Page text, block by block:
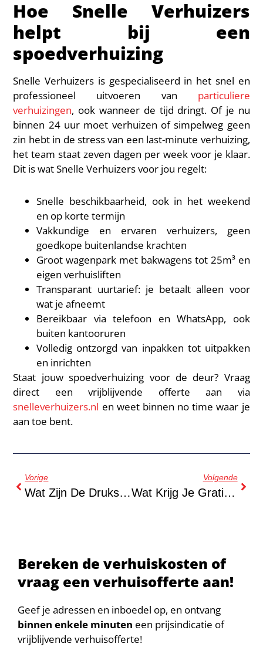
Hoe Snelle Verhuizers
helpt bij een
spoedverhuizing
Snelle Verhuizers is gespecialiseerd in het snel en
professioneel uitvoeren van particuliere
verhuizingen, ook wanneer de tijd dringt. Of je nu
binnen 24 uur moet verhuizen of simpelweg geen
zin hebt in de stress van een last-minute verhuizing,
het team staat zeven dagen per week voor je klaar.
Dit is wat Snelle Verhuizers voor jou regelt:
Snelle beschikbaarheid, ook in het weekend
en op korte termijn
Vakkundige en ervaren verhuizers, geen
goedkope buitenlandse krachten
Groot wagenpark met bakwagens tot 25m³ en
eigen verhuisliften
Transparant uurtarief: je betaalt alleen voor
wat je afneemt
Bereikbaar via telefoon en WhatsApp, ook
buiten kantooruren
Volledig ontzorgd van inpakken tot uitpakken
en inrichten
Staat jouw spoedverhuizing voor de deur? Vraag
direct een vrijblijvende offerte aan via
snelleverhuizers.nl en weet binnen no time waar je
aan toe bent.
Vorige
Wat Zijn De Drukste Verhuisperiodes In Amsterdam In 2026?
Volgende
Wat Krijg Je Gratis Als Je Gaat Verhuizen?
Bereken de verhuiskosten of
vraag een verhuisofferte aan!
Geef je adressen en inboedel op, en ontvang
binnen enkele minuten een prijsindicatie of
vrijblijvende verhuisofferte!